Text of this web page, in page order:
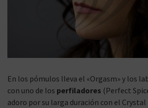
En los pómulos lleva el «Orgasm» y los
con uno de los perfiladores (Perfect
adoro por su larga duración con el Crystal